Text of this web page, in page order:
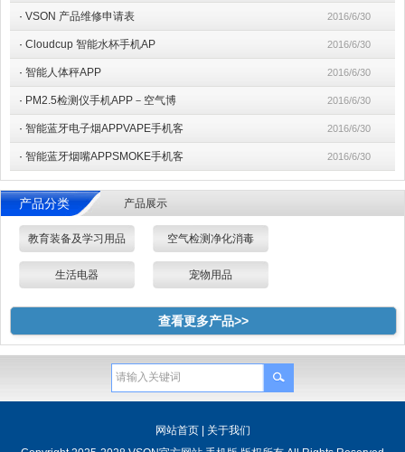
· VSON 产品维修申请表 2016/6/30
· Cloudcup 智能水杯手机AP 2016/6/30
· 智能人体秤APP 2016/6/30
· PM2.5检测仪手机APP－空气博 2016/6/30
· 智能蓝牙电子烟APPVAPE手机客 2016/6/30
· 智能蓝牙烟嘴APPSMOKE手机客 2016/6/30
产品分类 产品展示
教育装备及学习用品 空气检测净化消毒
生活电器 宠物用品
查看更多产品>>
网站首页| 关于我们